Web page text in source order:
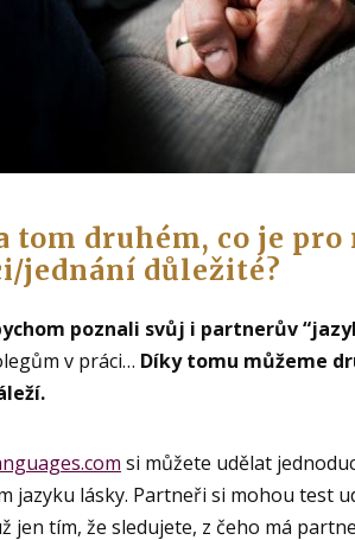
tom druhém, co je pro
jednání důležité?
poznali svůj i partnerův
v práci… Díky tomu můžeme
si můžete udělat
jazyku lásky. Partneři si mohou test
jen tím, že sledujete, z čeho má